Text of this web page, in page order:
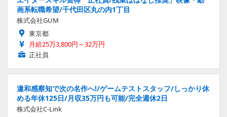
画系転職希望/千代田区丸の内1丁目
株式会社GUM
東京都
月給25万3,800円～32万円
正社員
違和感察知で次の名作へ!/ゲームテストスタッフ/しっかり休
める年休125日/月収35万円も可能/完全週休2日
株式会社C-Link